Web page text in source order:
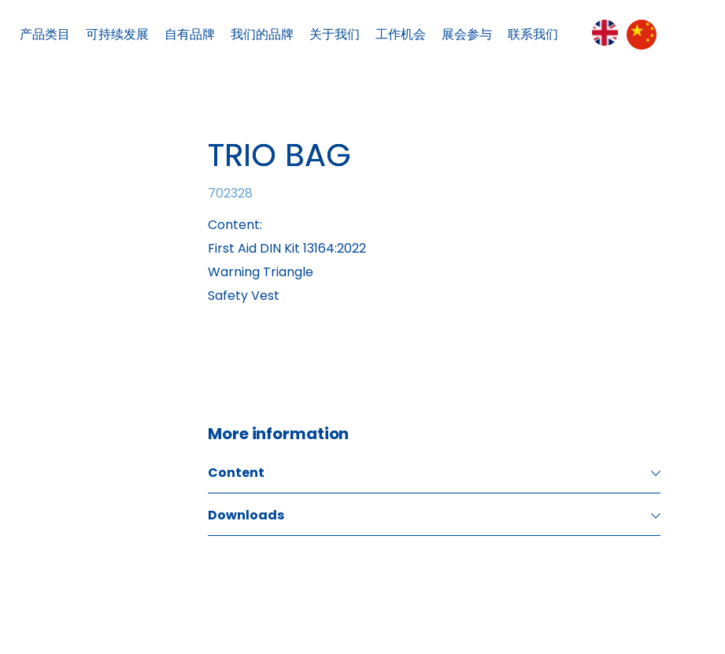
产品类目 可持续发展 自有品牌 我们的品牌 关于我们 工作机会 展会参与 联系我们
TRIO BAG
702328
Content:
First Aid DIN Kit 13164:2022
Warning Triangle
Safety Vest
More information
Content
ITEM SIZE
Downloads